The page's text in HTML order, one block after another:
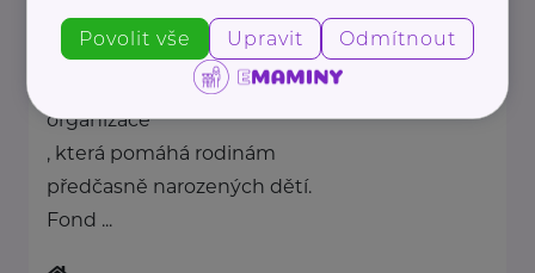
Nadační fond pro předčasně
narozené děti je nezisková
organizace
, která pomáhá rodinám
předčasně narozených dětí.
Fond ...
Povolit vše Upravit Odmítnout